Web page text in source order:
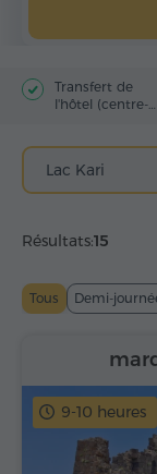
Transfert de
l'hôtel (centre-
Lac Kari
Résultats:15
Tous Demi-
9-10 heures